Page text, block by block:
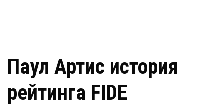
Паул Артис история
рейтинга FIDE